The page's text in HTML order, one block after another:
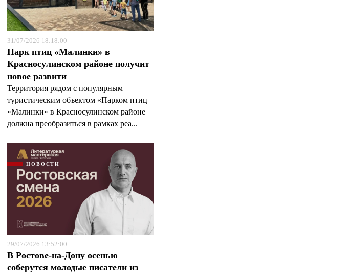
31/07/2026 18:18:00
Парк птиц «Малинки» в
Красносулинском районе получит
новое развити
Территория рядом с популярным
туристическим объектом «Парком птиц
«Малинки» в Красносулинском районе
должна преобразиться в рамках реа...
НОВОСТИ
29/07/2026 13:52:00
В Ростове-на-Дону осенью
соберутся молодые писатели из